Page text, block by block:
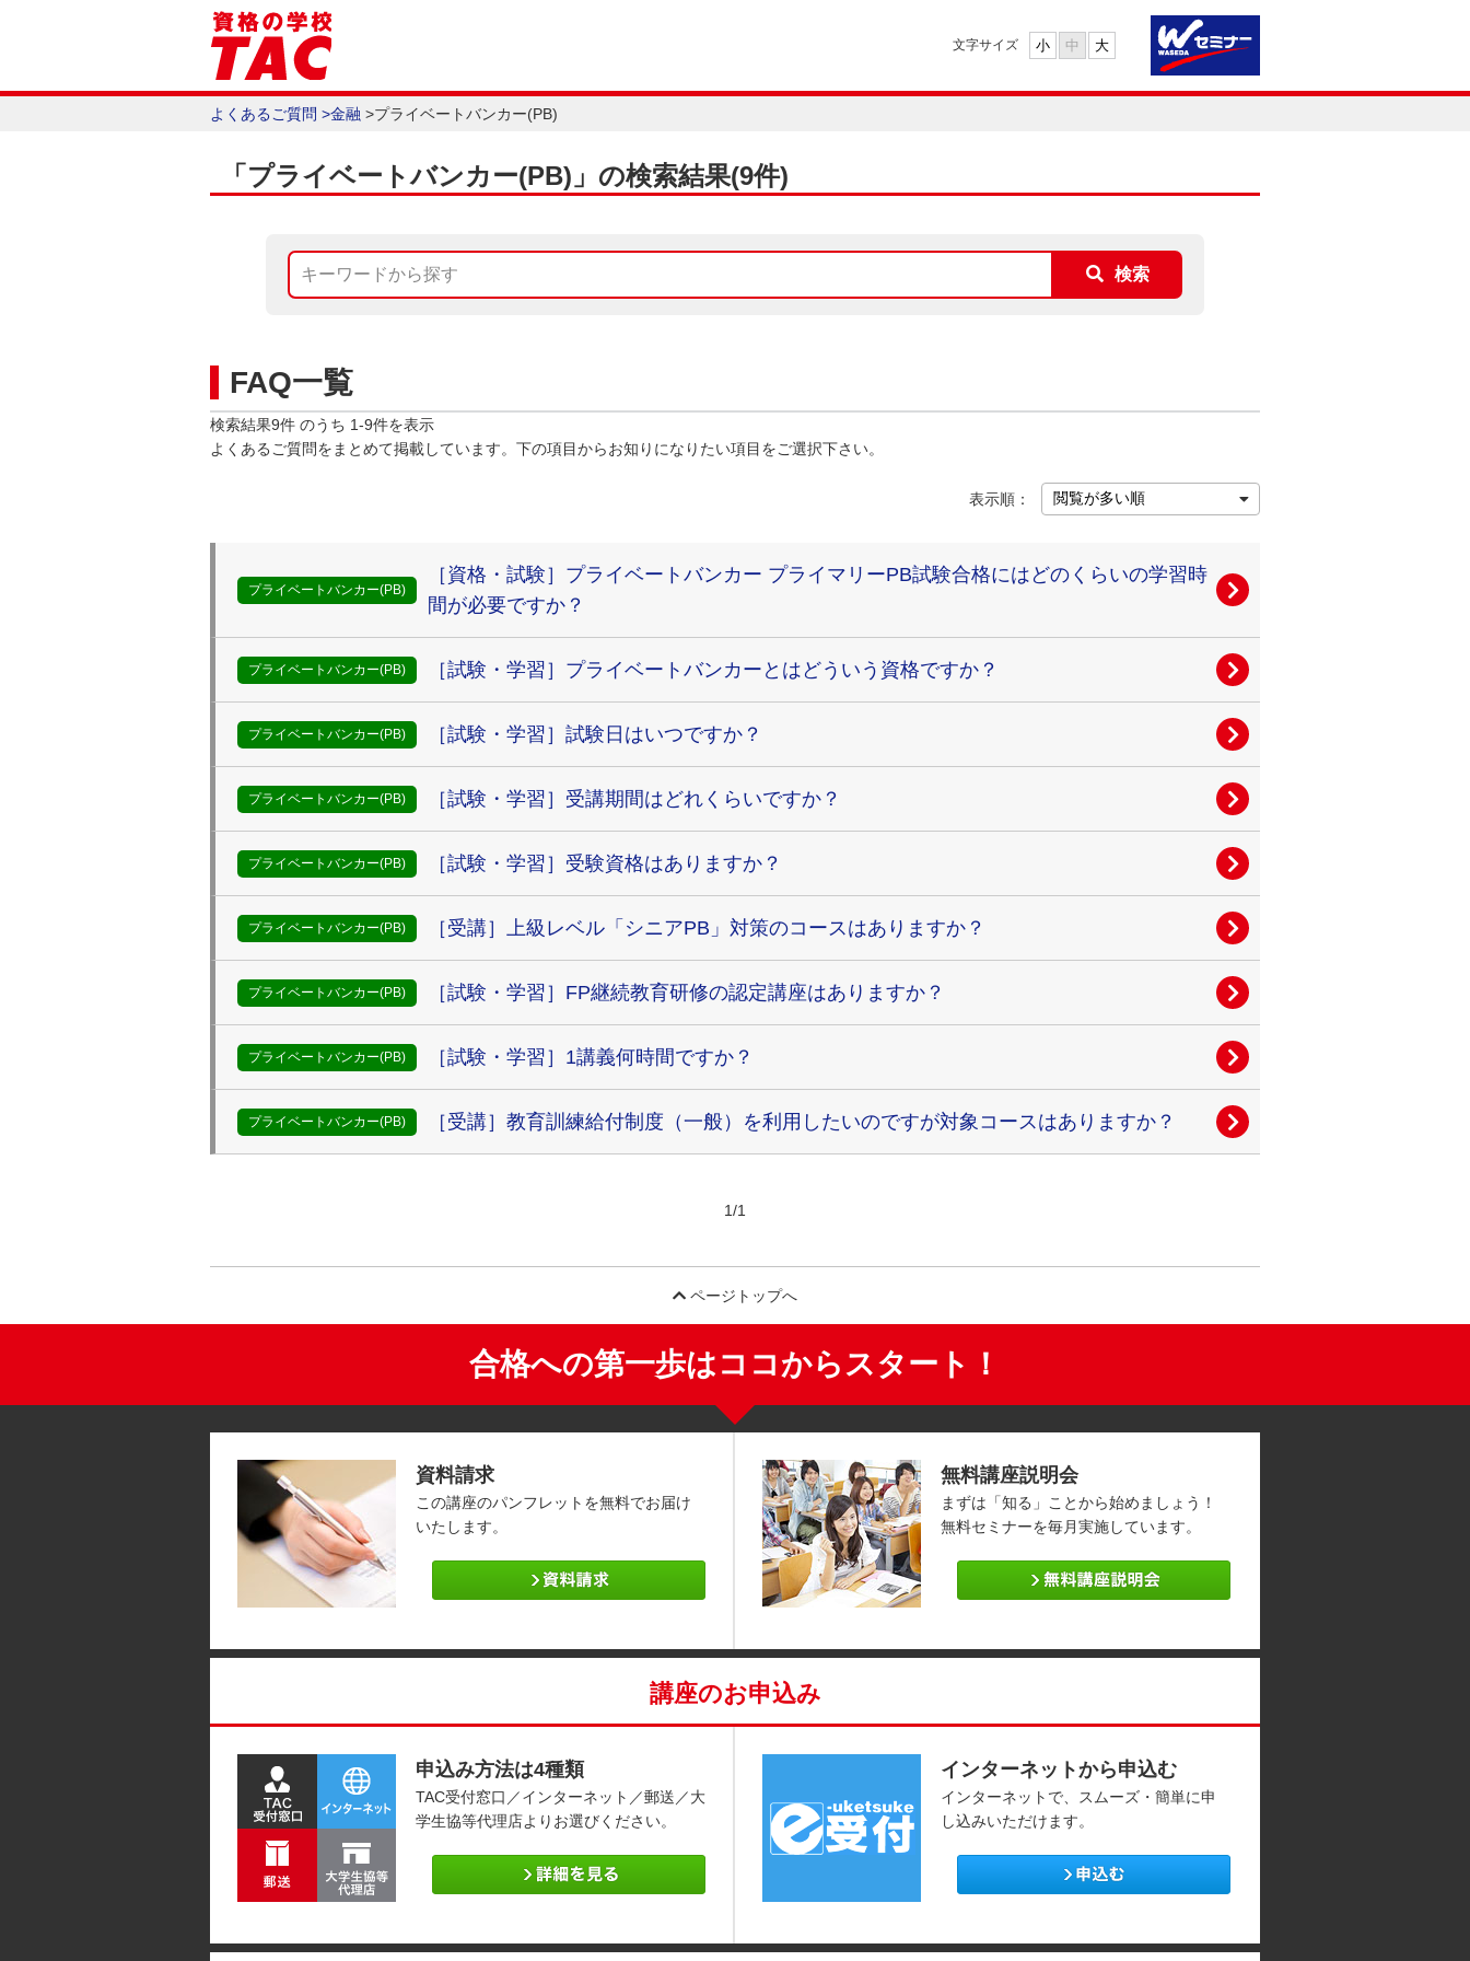
文字サイズ 小 中 大
よくあるご質問 >金融 >プライベートバンカー(PB)
「プライベートバンカー(PB)」の検索結果(9件)
検索
FAQ一覧
検索結果9件 のうち 1-9件を表示
よくあるご質問をまとめて掲載しています。下の項目からお知りになりたい項目をご選択下さい。
表示順：
プライベートバンカー(PB)
［資格・試験］プライベートバンカー プライマリーPB試験合格にはどのくらいの学習時
間が必要ですか？
プライベートバンカー(PB) ［試験・学習］プライベートバンカーとはどういう資格ですか？
プライベートバンカー(PB) ［試験・学習］試験日はいつですか？
プライベートバンカー(PB) ［試験・学習］受講期間はどれくらいですか？
プライベートバンカー(PB) ［試験・学習］受験資格はありますか？
プライベートバンカー(PB) ［受講］上級レベル「シニアPB」対策のコースはありますか？
プライベートバンカー(PB) ［試験・学習］FP継続教育研修の認定講座はありますか？
プライベートバンカー(PB) ［試験・学習］1講義何時間ですか？
プライベートバンカー(PB) ［受講］教育訓練給付制度（一般）を利用したいのですが対象コースはありますか？
1/1
ページトップへ
合格への第一歩はココからスタート！
資料請求
この講座のパンフレットを無料でお届け
いたします。
無料講座説明会
まずは「知る」ことから始めましょう！
無料セミナーを毎月実施しています。
講座のお申込み
申込み方法は4種類
TAC受付窓口／インターネット／郵送／大
学生協等代理店よりお選びください。
インターネットから申込む
インターネットで、スムーズ・簡単に申
し込みいただけます。